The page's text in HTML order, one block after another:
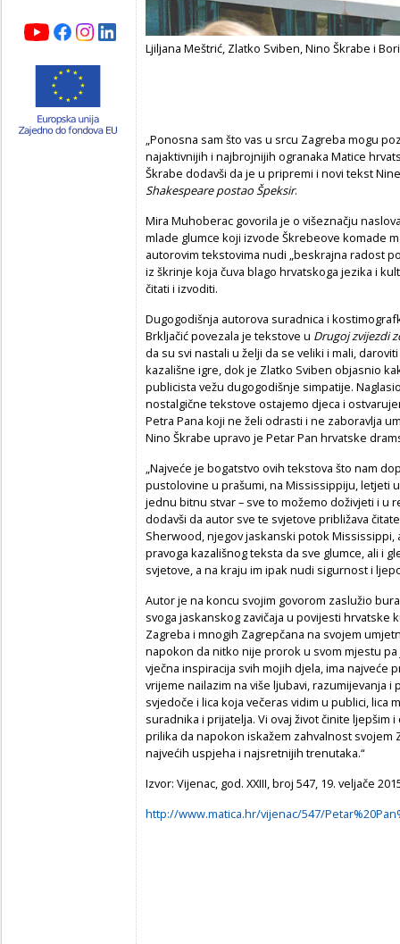
Ljiljana Meštrić, Zlatko Sviben, Nino Škrabe i
„Ponosna sam što vas u srcu Zagreba mogu
najaktivnijih i najbrojnijih ogranaka Matice
Škrabe dodavši da je u pripremi i novi tekst
Shakespeare postao Špeksir.
Mira Muhoberac govorila je o višeznačju
mlade glumce koji izvode Škrebeove komade
autorovim tekstovima nudi „beskrajna radost
iz škrinje koja čuva blago hrvatskoga jezika i
čitati i izvoditi.
Dugogodišnja autorova suradnica i
Brkljačić povezala je tekstove u Drugoj zvijezdi
da su svi nastali u želji da se veliki i mali,
kazališne igre, dok je Zlatko Sviben objasnio
publicista vežu dugogodišnje simpatije.
nostalgične tekstove ostajemo djeca i
Petra Pana koji ne želi odrasti i ne zaboravlja
Nino Škrabe upravo je Petar Pan hrvatske
„Najveće je bogatstvo ovih tekstova što nam
pustolovine u prašumi, na Mississippiju, letjeti
jednu bitnu stvar – sve to možemo doživjeti i u
dodavši da autor sve te svjetove približava
Sherwood, njegov jaskanski potok Mississippi,
pravoga kazališnog teksta da sve glumce, ali i
svjetove, a na kraju im ipak nudi sigurnost i
Autor je na koncu svojim govorom zaslužio
svoga jaskanskog zavičaja u povijesti hrvatske
Zagreba i mnogih Zagrepčana na svojem
napokon da nitko nije prorok u svom mjestu pa
vječna inspiracija svih mojih djela, ima najveće
vrijeme nailazim na više ljubavi, razumijevanja i
svjedoče i lica koja večeras vidim u publici, lica
suradnika i prijatelja. Vi ovaj život činite ljepšim
prilika da napokon iskažem zahvalnost svojem
najvećih uspjeha i najsretnijih trenutaka.“
Izvor: Vijenac, god. XXIII, broj 547, 19. veljače
http://www.matica.hr/vijenac/547/